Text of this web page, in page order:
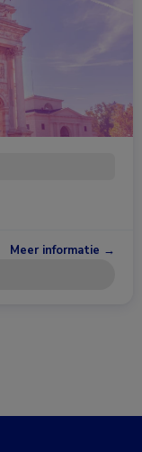
Meer informatie →